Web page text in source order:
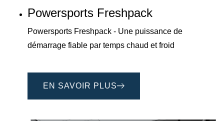
Powersports Freshpack
Powersports Freshpack - Une puissance de
démarrage fiable par temps chaud et froid
EN SAVOIR PLUS